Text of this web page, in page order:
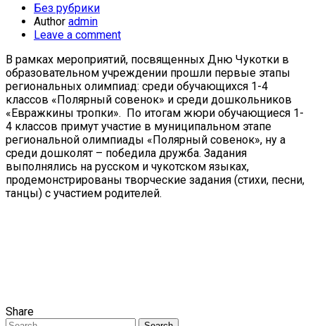
Без рубрики
Author admin
Leave a comment
В рамках мероприятий, посвященных Дню Чукотки в
образовательном учреждении прошли первые этапы
региональных олимпиад: среди обучающихся 1-4
классов «Полярный совенок» и среди дошкольников
«Евражкины тропки». По итогам жюри обучающиеся 1-
4 классов примут участие в муниципальном этапе
региональной олимпиады «Полярный совенок», ну а
среди дошколят – победила дружба. Задания
выполнялись на русском и чукотском языках,
продемонстрированы творческие задания (стихи, песни,
танцы) с участием родителей.
Share